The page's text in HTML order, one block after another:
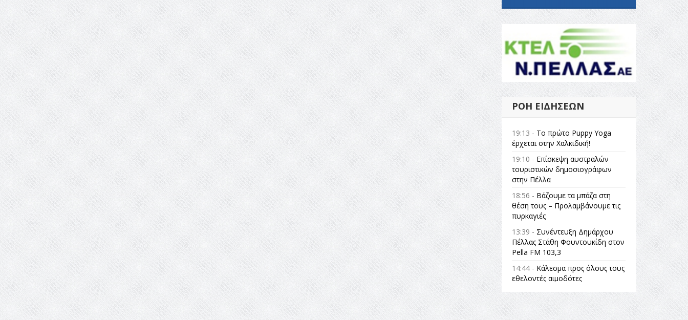
ΡΟΉ ΕΙΔΉΣΕΩΝ
19:13 - Το πρώτο Puppy Yoga
έρχεται στην Χαλκιδική!
19:10 - Επίσκεψη αυστραλών
τουριστικών δημοσιογράφων
στην Πέλλα
18:56 - Βάζουμε τα μπάζα στη
θέση τους – Προλαμβάνουμε τις
πυρκαγιές
13:39 - Συνέντευξη Δημάρχου
Πέλλας Στάθη Φουντουκίδη στον
Pella FM 103,3
14:44 - Κάλεσμα προς όλους τους
εθελοντές αιμοδότες
14:23 -Όλη η Ελλάδα ένας
πολιτισμός Μουσική
εγκατάσταση Πόλεμος και